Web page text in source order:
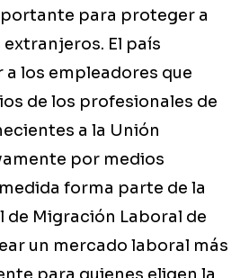
para proteger a
El país
a los empleadores que
de los profesionales de
a la Unión
por medios
forma parte de la
de Migración Laboral de
un mercado laboral más